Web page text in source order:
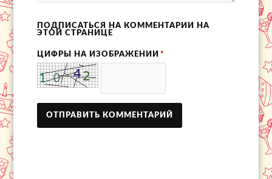
ПОДПИСАТЬСЯ НА КОММЕНТАРИИ НА
ЭТОЙ СТРАНИЦЕ
ЦИФРЫ НА ИЗОБРАЖЕНИИ *